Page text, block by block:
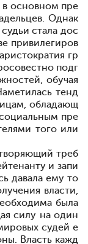
основном пре
Однак
стала дос
привилегиров
гр
подг
обучая
тенд
обладающ
пре
того или
треб
и запи
давала ему то
власти,
была
силу на один
судей е
Власть кажд